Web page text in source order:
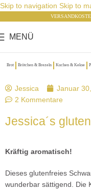
Skip to navigation Skip to
MENÜ
Brot Brötchen & Brezeln Kuchen & Kekse
Jessica Januar
2 Kommentare
Jessica´s
Kräftig aromatisch!
Dieses glutenfreies
wunderbar sättigend. Die